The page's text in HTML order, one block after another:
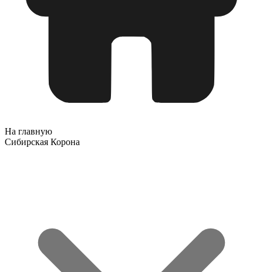
На главную
Сибирская Корона